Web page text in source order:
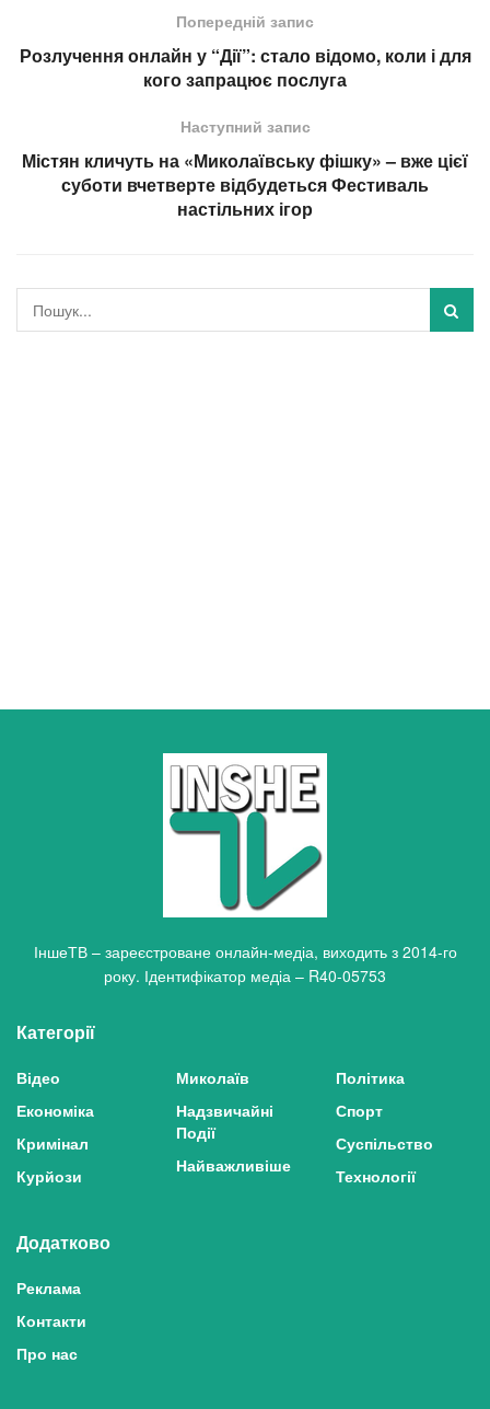
Попередній запис
Розлучення онлайн у “Дії”: стало відомо, коли і для
кого запрацює послуга
Наступний запис
Містян кличуть на «Миколаївську фішку» – вже цієї
суботи вчетверте відбудеться Фестиваль
настільних ігор
ІншеТВ – зареєстроване онлайн-медіа, виходить з 2014-го
року. Ідентифікатор медіа – R40-05753
Категорії
Відео
Економіка
Кримінал
Курйози
Миколаїв
Надзвичайні
Події
Найважливіше
Політика
Спорт
Суспільство
Технології
Додатково
Реклама
Контакти
Про нас